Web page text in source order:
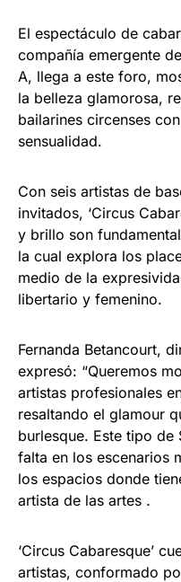
El espectáculo de
compañía emergente
A, llega a este foro,
la belleza glamorosa,
bailarines circenses
sensualidad.
Con seis artistas de
invitados, ‘Circus
y brillo son
la cual explora los
medio de la
libertario y femenino.
Fernanda Betancourt,
expresó: “Queremos
artistas profesionales
resaltando el glamour
burlesque. Este tipo de
falta en los escenarios
los espacios donde
artista de las artes .
‘Circus Cabaresque’
artistas, conformado